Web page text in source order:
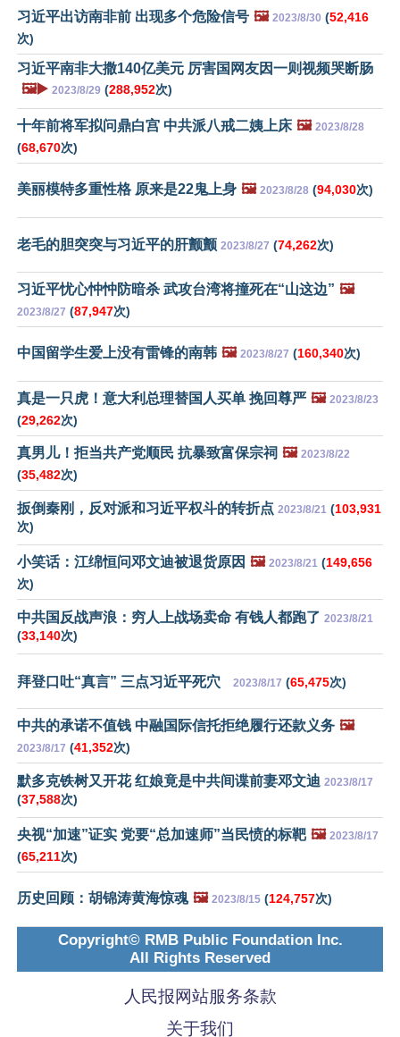
习近平出访南非前 出现多个危险信号 🖼️ 2023/8/30 (52,416
次)
习近平南非大撒140亿美元 厉害国网友因一则视频哭断肠
🖼️▶️ 2023/8/29 (288,952次)
十年前将军拟问鼎白宫 中共派八戒二姨上床 🖼️ 2023/8/28
(68,670次)
美丽模特多重性格 原来是22鬼上身 🖼️ 2023/8/28 (94,030次)
老毛的胆突突与习近平的肝颤颤 2023/8/27 (74,262次)
习近平忧心忡忡防暗杀 武攻台湾将撞死在“山这边” 🖼️
2023/8/27 (87,947次)
中国留学生爱上没有雷锋的南韩 🖼️ 2023/8/27 (160,340次)
真是一只虎！意大利总理替国人买单 挽回尊严 🖼️ 2023/8/23
(29,262次)
真男儿！拒当共产党顺民 抗暴致富保宗祠 🖼️ 2023/8/22
(35,482次)
扳倒秦刚，反对派和习近平权斗的转折点 2023/8/21 (103,931
次)
小笑话：江绵恒问邓文迪被退货原因 🖼️ 2023/8/21 (149,656
次)
中共国反战声浪：穷人上战场卖命 有钱人都跑了 2023/8/21
(33,140次)
拜登口吐“真言” 三点习近平死穴 2023/8/17 (65,475次)
中共的承诺不值钱 中融国际信托拒绝履行还款义务 🖼️
2023/8/17 (41,352次)
默多克铁树又开花 红娘竟是中共间谍前妻邓文迪 2023/8/17
(37,588次)
央视“加速”证实 党要“总加速师”当民愤的标靶 🖼️ 2023/8/17
(65,211次)
历史回顾：胡锦涛黄海惊魂 🖼️ 2023/8/15 (124,757次)
Copyright© RMB Public Foundation Inc.
All Rights Reserved
人民报网站服务条款
关于我们